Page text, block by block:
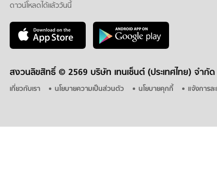
ดาวน์โหลดได้แล้ววันนี้
สงวนลิขสิทธิ์ © 2569 บริษัท เทนเซ็นต์ (ประเทศไทย) จำกัด
เกี่ยวกับเรา นโยบายความเป็นส่วนตัว นโยบายคุกกี้ แจ้งการล